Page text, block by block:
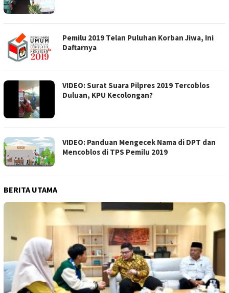
Pemilu 2019 Telan Puluhan Korban Jiwa, Ini
Daftarnya
VIDEO: Surat Suara Pilpres 2019 Tercoblos
Duluan, KPU Kecolongan?
VIDEO: Panduan Mengecek Nama di DPT dan
Mencoblos di TPS Pemilu 2019
BERITA UTAMA